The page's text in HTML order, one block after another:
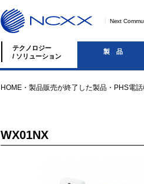
Next
テクノロジー
/ ソリューション
製品
HOME ・ 製品販売が終了した製品 ・ PHS電
WX01NX